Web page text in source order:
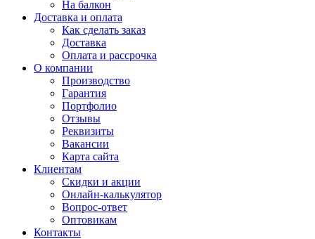
На балкон
Доставка и оплата
Как сделать заказ
Доставка
Оплата и рассрочка
О компании
Производство
Гарантия
Портфолио
Отзывы
Реквизиты
Вакансии
Карта сайта
Клиентам
Скидки и акции
Онлайн-калькулятор
Вопрос-ответ
Оптовикам
Контакты